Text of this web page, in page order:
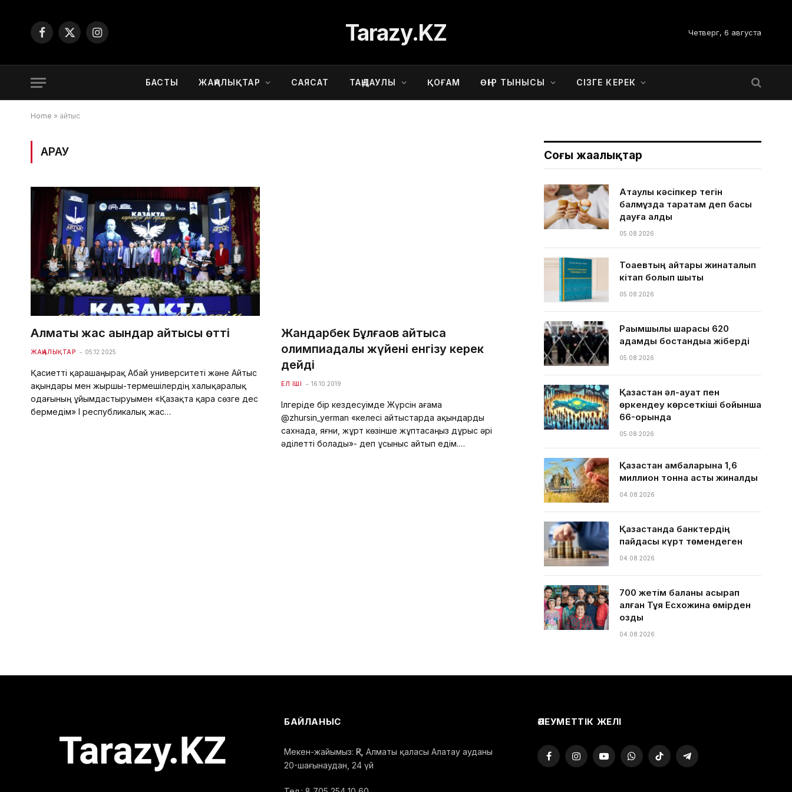
Facebook
X
Instagram Tarazy.KZ Четверг, 6 августа
БАСТЫ ЖАҢАЛЫҚТАР САЯСАТ ТАҢДАУЛЫ ҚОҒАМ ӨҢІР ТЫНЫСЫ СІЗГЕ КЕРЕК
Home » айтыс
ҚАРАУ
Алматы жас ақындар айтысы өтті
ЖАҢАЛЫҚТАР 05.12.2025
Қасиетті қарашаңырақ Абай университеті және Айтыс
ақындары мен жыршы-термешілердің халықаралық
одағының ұйымдастыруымен «Қазақта қара сөзге дес
бермедім» І республикалық жас…
Жандарбек Бұлғақов айтысқа
олимпиадалық жүйені енгізу керек
дейді
ЕЛ ІШІ 16.10.2019
Ілгеріде бір кездесуімде Жүрсін ағама
@zhursin_yerman «келесі айтыстарда ақындарды
сахнада, яғни, жұрт көзінше жұптасаңыз дұрыс әрі
әділетті болады»- деп ұсыныс айтып едім.…
Соңғы жаңалықтар
Ақтаулық кәсіпкер тегін
балмұздақ таратам деп басы
дауға қалды
05.08.2026
Тоқаевтың айтқары жинақталып
кітап болып шықты
05.08.2026
Рақымшылық шарасы 620
адамды бостандыққа жіберді
05.08.2026
Қазақстан әл-ауқат пен
өркендеу көрсеткіші бойынша
66-орында
05.08.2026
Қазақстан қамбаларына 1,6
миллион тонна астық жиналды
04.08.2026
Қазақстанда банктердің
пайдасы күрт төмендеген
04.08.2026
700 жетім баланы асырап
алған Тұяқ Есхожина өмірден
озды
04.08.2026
БАЙЛАНЫС
Мекен-жайымыз: ҚР, Алматы қаласы Алатау ауданы
20-шағынаудан, 24 үй
ӘЛЕУМЕТТІК ЖЕЛІ
FacebookInstagramYouTubeWhatsAppTikTok Telegram